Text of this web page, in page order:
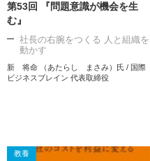
第53回 『問題意識が機会を生
む』
社長の右腕をつくる 人と組織を
動かす
新 将命 （あたらし まさみ）氏 / 国際
ビジネスブレイン 代表取締役
教養